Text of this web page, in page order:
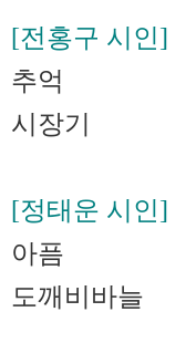
[전홍구 시인]
추억
시장기
[정태운 시인]
아픔
도깨비바늘